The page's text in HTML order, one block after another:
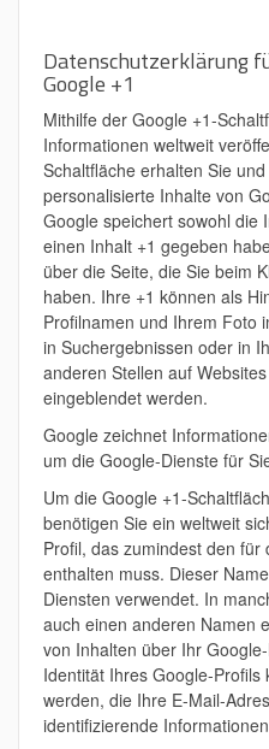
Datenschutzerklärung
Google +1
Mithilfe der Google +1-
Informationen weltweit
Schaltfläche erhalten Sie
personalisierte Inhalte von
Google speichert sowohl die
einen Inhalt +1 gegeben
über die Seite, die Sie beim
haben. Ihre +1 können als
Profilnamen und Ihrem Foto
in Suchergebnissen oder in
anderen Stellen auf
eingeblendet werden.
Google zeichnet
um die Google-Dienste für
Um die Google +1-
benötigen Sie ein weltweit
Profil, das zumindest den
enthalten muss. Dieser
Diensten verwendet. In
auch einen anderen Namen
von Inhalten über Ihr
Identität Ihres Google-
werden, die Ihre E-Mail-
identifizierende